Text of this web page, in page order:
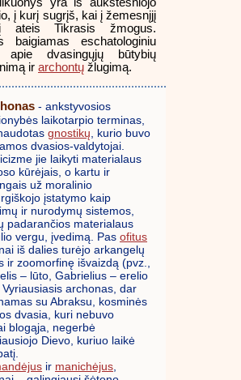
yra iš aukštesniojo
į kurį sugrįš, kai į žemesnįjį
ateis Tikrasis žmogus.
baigiamas eschatologiniu
apie dvasingųjų būtybių
ir archontų žlugimą.
- ankstyvosios
laikotarpio terminas,
gnostikų , kurio buvo
dvasios-valdytojai.
jie laikyti materialaus
kūrėjais, o kartu ir
už moralinio
įstatymo kaip
ir nurodymų sistemos,
padarančios materialaus
vergu, įvedimą. Pas ofitus
iš dalies turėjo arkangelų
ir zoomorfinę išvaizdą (pvz.,
– lūto, Gabrielius – erelio
archonas, dar
su Abraksu, kosminės
dvasia, kuri nebuvo
blogąja, negerbė
Dievo, kuriuo laikė
ir manichėjus